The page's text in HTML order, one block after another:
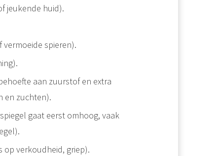
jeukende huid).
vermoeide spieren).
aan zuurstof en extra
en zuchten).
gaat eerst omhoog, vaak
op verkoudheid, griep).